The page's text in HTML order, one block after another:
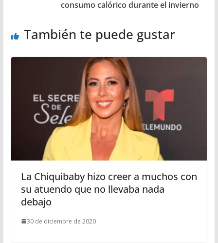
consumo calórico durante el invierno
También te puede gustar
La Chiquibaby hizo creer a muchos con
su atuendo que no llevaba nada
debajo
30 de diciembre de 2020